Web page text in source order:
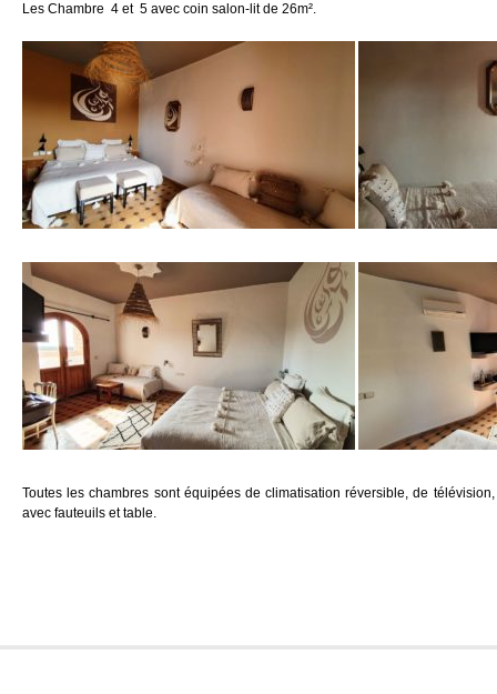
Les Chambre 4 et 5 avec coin salon-lit de 26m².
Toutes les chambres sont équipées de climatisation réversible, de
avec fauteuils et table.